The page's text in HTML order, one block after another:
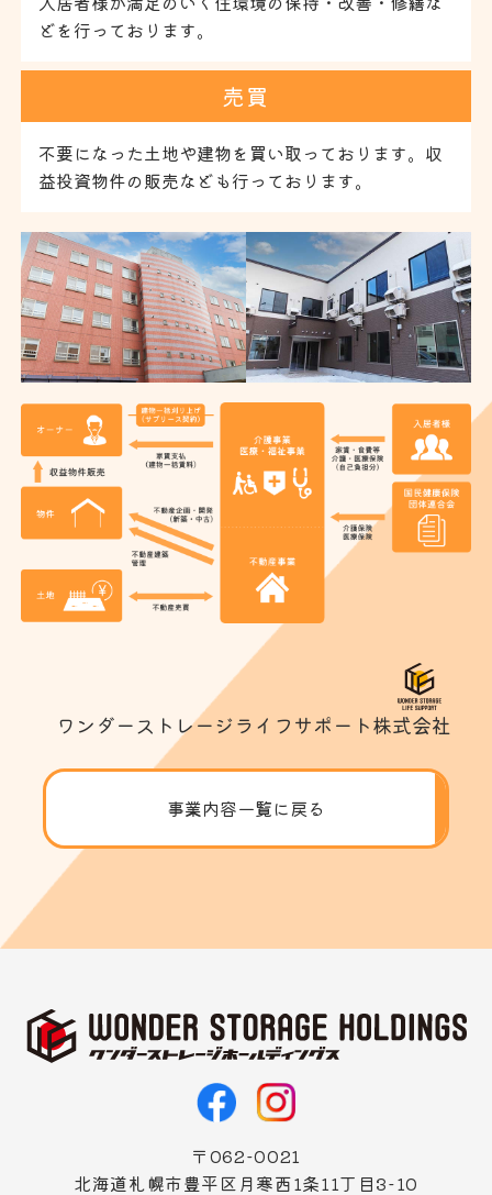
どを行っております。
売買
不要になった土地や建物を買い取っております。収
益投資物件の販売なども行っております。
ワンダーストレージライフサポート株式会社
事業内容一覧に戻る
〒062-0021
北海道札幌市豊平区月寒西1条11丁目3-10